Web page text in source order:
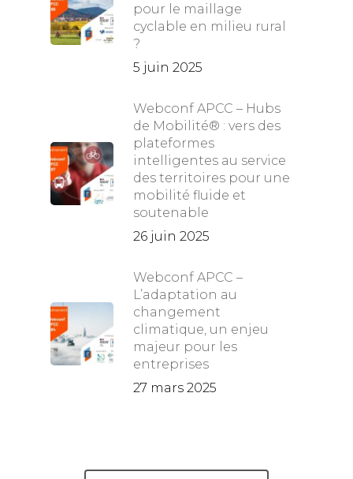
pour le maillage
cyclable en milieu rural
?
5 juin 2025
Webconf APCC – Hubs
de Mobilité® : vers des
plateformes
intelligentes au service
des territoires pour une
mobilité fluide et
soutenable
26 juin 2025
Webconf APCC –
L’adaptation au
changement
climatique, un enjeu
majeur pour les
entreprises
27 mars 2025